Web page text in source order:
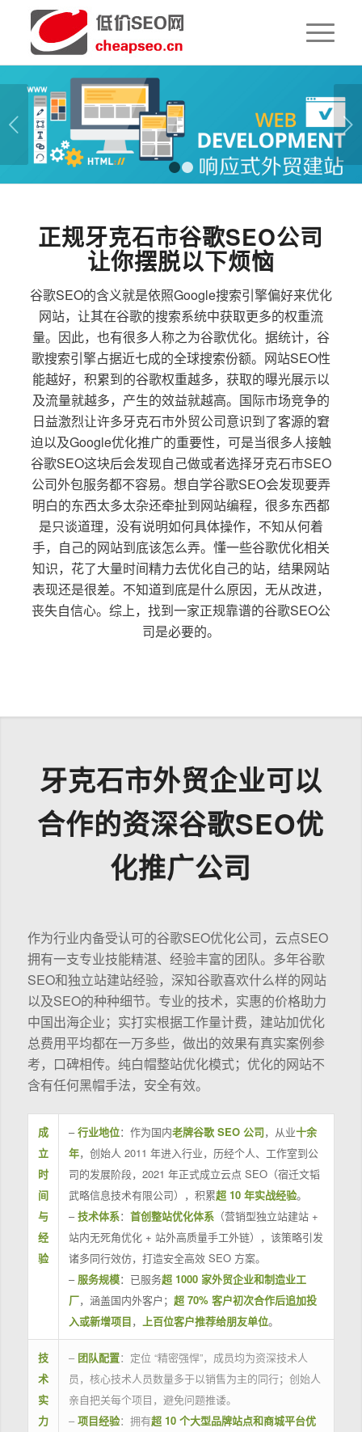
下一页
1 2
正规牙克石市谷歌SEO公司
让你摆脱以下烦恼
谷歌SEO的含义就是依照Google搜索引擎偏好来优化
网站，让其在谷歌的搜索系统中获取更多的权重流
量。因此，也有很多人称之为谷歌优化。据统计，谷
歌搜索引擎占据近七成的全球搜索份额。网站SEO性
能越好，积累到的谷歌权重越多，获取的曝光展示以
及流量就越多，产生的效益就越高。国际市场竞争的
日益激烈让许多牙克石市外贸公司意识到了客源的窘
迫以及Google优化推广的重要性，可是当很多人接触
谷歌SEO这块后会发现自己做或者选择牙克石市SEO
公司外包服务都不容易。想自学谷歌SEO会发现要弄
明白的东西太多太杂还牵扯到网站编程，很多东西都
是只谈道理，没有说明如何具体操作，不知从何着
手，自己的网站到底该怎么弄。懂一些谷歌优化相关
知识，花了大量时间精力去优化自己的站，结果网站
表现还是很差。不知道到底是什么原因，无从改进，
丧失自信心。综上，找到一家正规靠谱的谷歌SEO公
司是必要的。
牙克石市外贸企业可以
合作的资深谷歌SEO优
化推广公司
作为行业内备受认可的谷歌SEO优化公司，云点SEO
拥有一支专业技能精湛、经验丰富的团队。多年谷歌
SEO和独立站建站经验，深知谷歌喜欢什么样的网站
以及SEO的种种细节。专业的技术，实惠的价格助力
中国出海企业；实打实根据工作量计费，建站加优化
总费用平均都在一万多些，做出的效果有真实案例参
考，口碑相传。纯白帽整站优化模式；优化的网站不
含有任何黑帽手法，安全有效。
成
立
时
间
与
经
验
–行业地位：作为国内老牌谷歌 SEO 公司，从业十余
年，创始人 2011 年进入行业，历经个人、工作室到公
司的发展阶段，2021 年正式成立云点 SEO（宿迁文韬
武略信息技术有限公司），积累超 10 年实战经验。
–技术体系： 首创整站优化体系（营销型独立站建站 +
站内无死角优化 + 站外高质量手工外链），该策略引发
诸多同行效仿，打造安全高效 SEO 方案。
– 服务规模：已服务超 1000 家外贸企业和制造业工
厂，涵盖国内外客户； 超 70% 客户初次合作后追加投
入或新增项目， 上百位客户推荐给朋友单位。
技
术
实
力
– 团队配置：定位 “精密强悍”，成员均为资深技术人
员，核心技术人员数量多于以销售为主的同行；创始人
亲自把关每个项目，避免问题推诿。
– 项目经验：拥有超 10 个大型品牌站点和商城平台优